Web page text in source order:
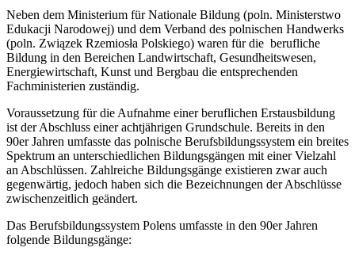
Neben dem Ministerium für Nationale Bildung (poln. Ministerstwo
Edukacji Narodowej) und dem Verband des polnischen Handwerks
(poln. Związek Rzemiosła Polskiego) waren für die berufliche
Bildung in den Bereichen Landwirtschaft, Gesundheitswesen,
Energiewirtschaft, Kunst und Bergbau die entsprechenden
Fachministerien zuständig.
Voraussetzung für die Aufnahme einer beruflichen Erstausbildung
ist der Abschluss einer achtjährigen Grundschule. Bereits in den
90er Jahren umfasste das polnische Berufsbildungssystem ein breites
Spektrum an unterschiedlichen Bildungsgängen mit einer Vielzahl
an Abschlüssen. Zahlreiche Bildungsgänge existieren zwar auch
gegenwärtig, jedoch haben sich die Bezeichnungen der Abschlüsse
zwischenzeitlich geändert.
Das Berufsbildungssystem Polens umfasste in den 90er Jahren
folgende Bildungsgänge: